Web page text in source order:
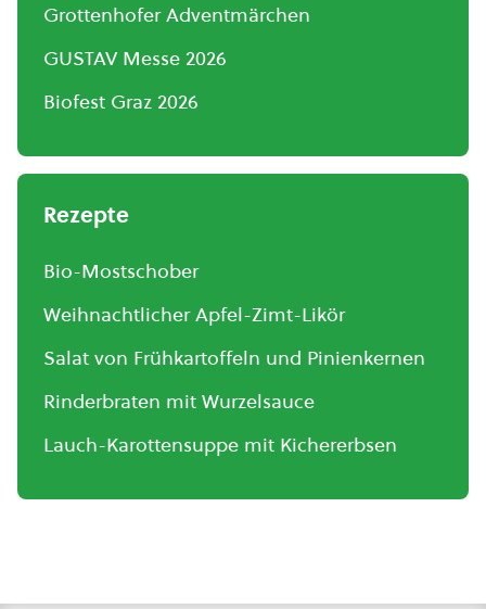
Grottenhofer Adventmärchen
GUSTAV Messe 2026
Biofest Graz 2026
Rezepte
Bio-Mostschober
Weihnachtlicher Apfel-Zimt-Likör
Salat von Frühkartoffeln und Pinienkernen
Rinderbraten mit Wurzelsauce
Lauch-Karottensuppe mit Kichererbsen